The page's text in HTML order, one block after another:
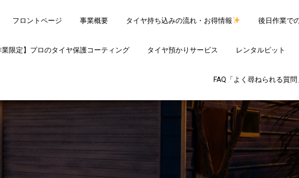
フロントページ 事業概要 タイヤ持ち込みの流れ・お得情報 後日作業で
業限定】プロのタイヤ保護コーティング タイヤ預かりサービス レンタルピット
FAQ「よく尋ねられる質問